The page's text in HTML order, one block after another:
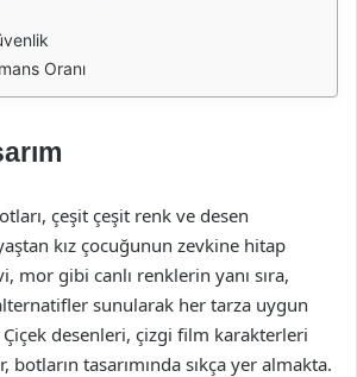
Oranı
çeşit çeşit renk ve desen
kız çocuğunun zevkine hitap
mor gibi canlı renklerin yanı sıra,
sunularak her tarza uygun
desenleri, çizgi film karakterleri
tasarımında sıkça yer almakta.